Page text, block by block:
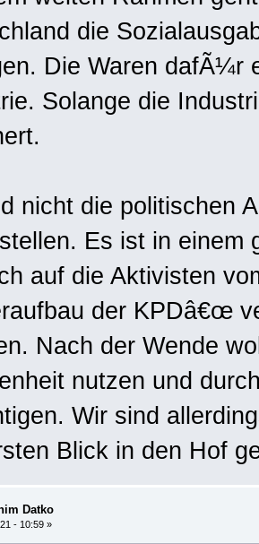
die
Die Waren dafÃ¼r
Solange die
nicht die politischen
Es ist in einem
auf die Aktivisten
der KPDâ€œ
Nach der Wende
nutzen und
Wir sind
Blick in den Hof
Datko
- 10:59 »